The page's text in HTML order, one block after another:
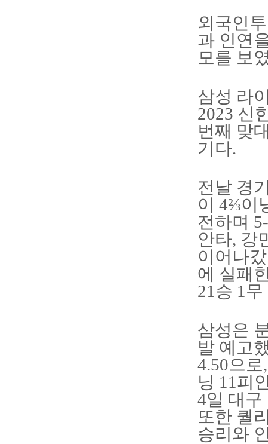
외국인
과 인연
모를 보
삼성 라
2023 신
번째 맞
기다.
전날 경
이 4⅔이
전하며
안타, 강
이어나
에 실패
21승 1
삼성은
발 예고
4.50으
닝 11피
4일 대구
또한 퀄
승리와